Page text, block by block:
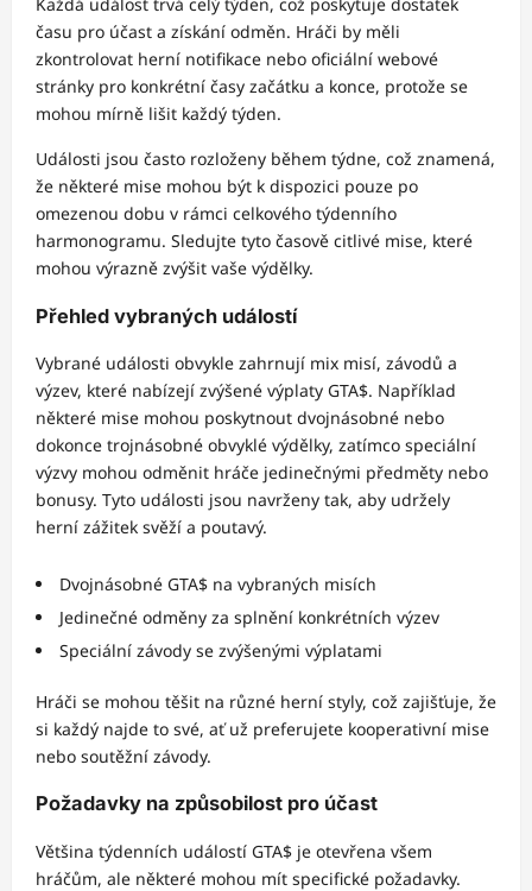
času pro účast a získání odměn. Hráči by měli
zkontrolovat herní notifikace nebo oficiální webové
stránky pro konkrétní časy začátku a konce, protože se
mohou mírně lišit každý týden.
Události jsou často rozloženy během týdne, což znamená,
že některé mise mohou být k dispozici pouze po
omezenou dobu v rámci celkového týdenního
harmonogramu. Sledujte tyto časově citlivé mise, které
mohou výrazně zvýšit vaše výdělky.
Přehled vybraných událostí
Vybrané události obvykle zahrnují mix misí, závodů a
výzev, které nabízejí zvýšené výplaty GTA$. Například
některé mise mohou poskytnout dvojnásobné nebo
dokonce trojnásobné obvyklé výdělky, zatímco speciální
výzvy mohou odměnit hráče jedinečnými předměty nebo
bonusy. Tyto události jsou navrženy tak, aby udržely
herní zážitek svěží a poutavý.
Dvojnásobné GTA$ na vybraných misích
Jedinečné odměny za splnění konkrétních výzev
Speciální závody se zvýšenými výplatami
Hráči se mohou těšit na různé herní styly, což zajišťuje, že
si každý najde to své, ať už preferujete kooperativní mise
nebo soutěžní závody.
Požadavky na způsobilost pro účast
Většina týdenních událostí GTA$ je otevřena všem
hráčům, ale některé mohou mít specifické požadavky.